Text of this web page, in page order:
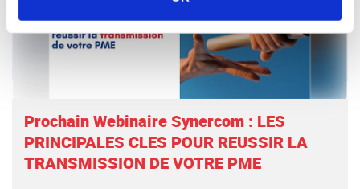
Prochain Webinaire Synercom : LES
PRINCIPALES CLES POUR REUSSIR LA
TRANSMISSION DE VOTRE PME